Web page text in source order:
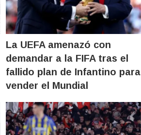
La UEFA amenazó con
demandar a la FIFA tras el
fallido plan de Infantino para
vender el Mundial